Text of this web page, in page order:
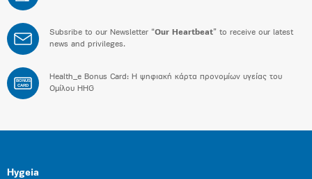
Subsribe to our Newsletter “Our Heartbeat” to receive our latest
news and privileges.
BONUS
CARD
Health_e Bonus Card: H ψηφιακή κάρτα προνομίων υγείας του
Ομίλου HHG
Hygeia